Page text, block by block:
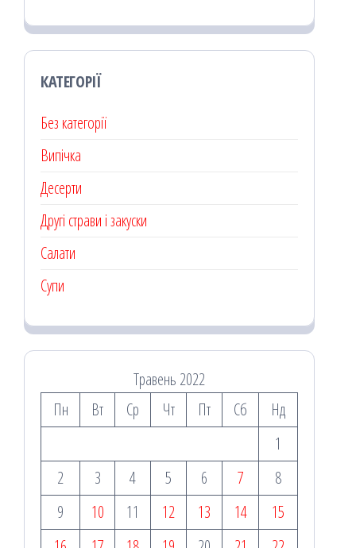
КАТЕГОРІЇ
Без категорії
Випічка
Десерти
Другі страви і закуски
Салати
Супи
Травень 2022
Пн
Вт Ср Чт Пт Сб
Нд
1
2
3 4 5 6 7
8
9
10 11 12 13 14
15